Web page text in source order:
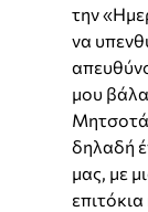
την
να
μου
δηλαδή
μας, με